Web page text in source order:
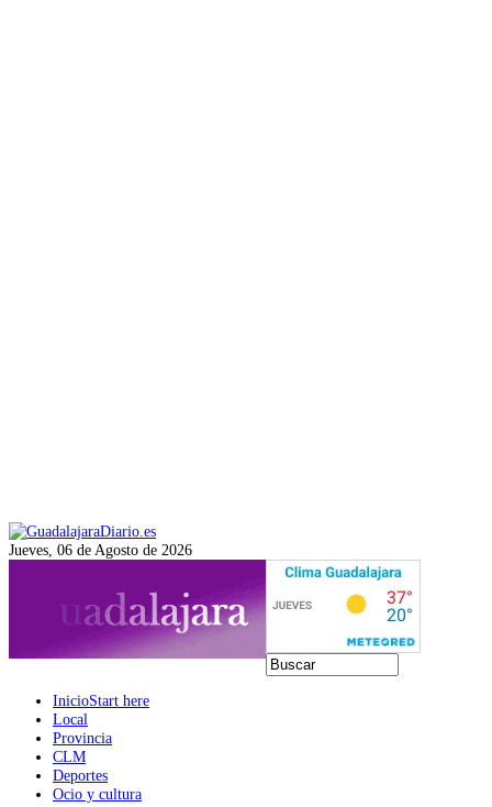
Jueves, 06 de Agosto de 2026
InicioStart here
Local
Provincia
CLM
Deportes
Ocio y cultura